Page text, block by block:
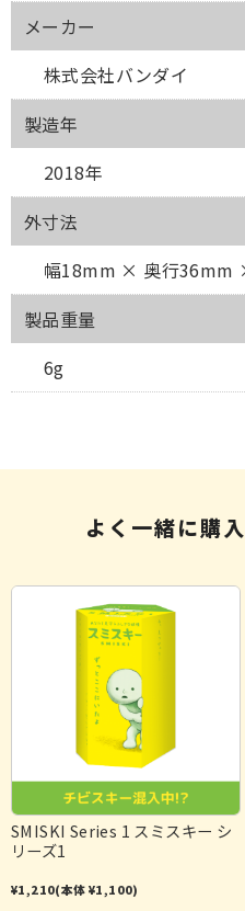
メーカー
株式会社バンダイ
製造年
2018年
外寸法
幅18mm × 奥行36mm
製品重量
6g
よく一緒に購
SMISKI Series 1 スミスキー シ
リーズ1
¥1,210(本体 ¥1,100)